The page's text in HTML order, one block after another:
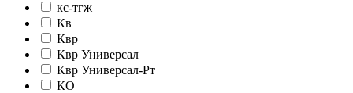
кc-тгж
Кв
Квр
Квр Универсал
Квр Универсал-Рт
КО